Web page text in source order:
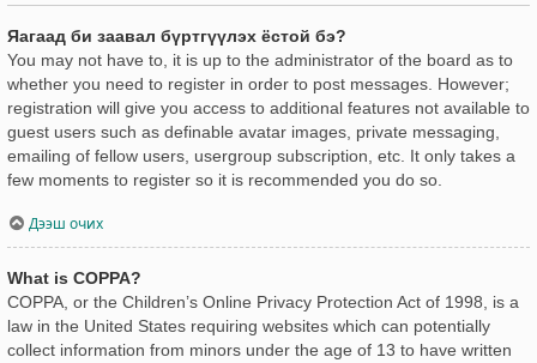
Яагаад би заавал бүртгүүлэх ёстой бэ?
You may not have to, it is up to the administrator of the board as to
whether you need to register in order to post messages. However;
registration will give you access to additional features not available to
guest users such as definable avatar images, private messaging,
emailing of fellow users, usergroup subscription, etc. It only takes a
few moments to register so it is recommended you do so.
Дээш очих
What is COPPA?
COPPA, or the Children’s Online Privacy Protection Act of 1998, is a
law in the United States requiring websites which can potentially
collect information from minors under the age of 13 to have written